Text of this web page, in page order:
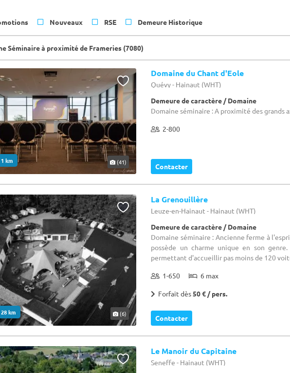
Nouveaux RSE Demeure Historique
Séminaire à proximité de Frameries (7080)
km (41)
Domaine du Chant d'Eole
Quévy - Hainaut (WHT)
Demeure de caractère / Domaine
Domaine séminaire : A proximité des grands
2-800
Contacter
km (6)
La Grenouillère
Leuze-en-Hainaut - Hainaut (WHT)
Demeure de caractère / Domaine
Domaine séminaire : Ancienne ferme à
possède un charme unique en son
permettant d'accueillir pas moins de 120
1-650 6 max
Forfait dès50 € / pers.
Contacter
Le Manoir du Capitaine
Seneffe - Hainaut (WHT)